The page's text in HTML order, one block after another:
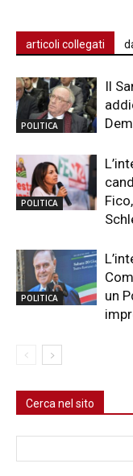
articoli collegati
POLITICA
Il
POLITICA
POLITICA
un
Cerca nel sito